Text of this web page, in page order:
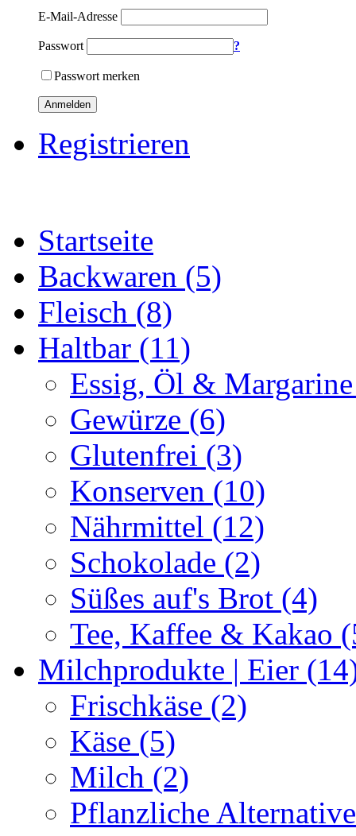
E-Mail-Adresse
Passwort ?
Passwort merken
Anmelden
Registrieren
Startseite
Backwaren (5)
Fleisch (8)
Haltbar (11)
Essig, Öl &
Gewürze (6)
Glutenfrei (3)
Konserven (10)
Nährmittel (12)
Schokolade (2)
Süßes auf's Brot (4)
Tee, Kaffee & Kakao
Milchprodukte | Eier
Frischkäse (2)
Käse (5)
Milch (2)
Pflanzliche